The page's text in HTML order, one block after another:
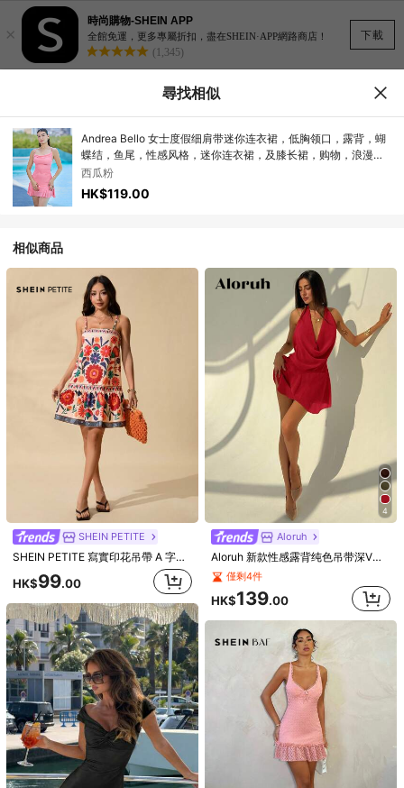
下載
×
時尚購物-SHEIN APP
全館免運，更多專屬折扣，盡在SHEIN·APP網路商店！
(1,345)
1/6
HK$119.00
Andrea Bello 女士度假细肩带迷你连衣
裙，低胸领口，露背，蝴蝶结，鱼尾，性感
风格，迷你连衣裙，及膝长裙，购物，浪
漫，约会，沙滩装，网眼，年轻，少女
4.90
尺寸 US
0(XXS) (XS) 4(S) 8/10 (L)
尋找相似
Andrea Bello 女士度假细肩带迷你连衣裙，低胸领口，露背，蝴
蝶结，鱼尾，性感风格，迷你连衣裙，及膝长裙，购物，浪漫，
约会，沙滩装，网眼，年轻，少女
西瓜粉
HK$119.00
相似商品
SHEIN PETITE
SHEIN PETITE 寫實印花吊帶 A 字下擺洋裝，適合海灘、海邊度假，適合夏季，適合嬌小女性
HK$99.00
4
Aloruh
Aloruh 新款性感露背纯色吊带深V领不对称荷叶边下摆迷你连衣裙，适合外出穿着
僅剩4件
HK$139.00